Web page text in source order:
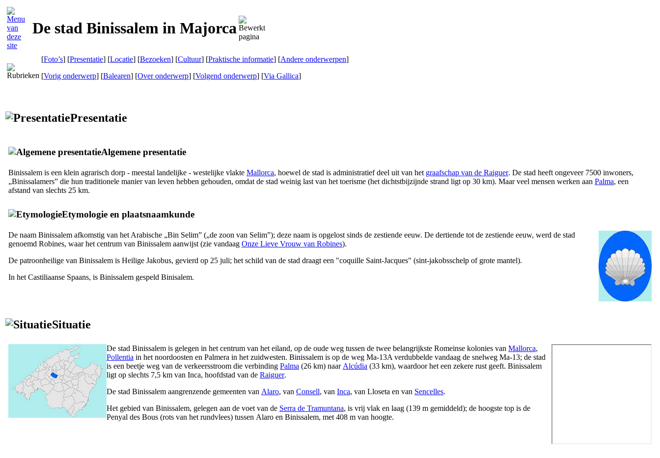
De stad Binissalem in Majorca
[Foto’s] [Presentatie] [Locatie] [Bezoeken] [Cultuur] [Praktische informatie] [Andere onderwerpen]
[Vorig onderwerp] [Balearen] [Over onderwerp] [Volgend onderwerp] [Via Gallica]
Presentatie
Algemene presentatie
Binissalem is een klein agrarisch dorp - meestal landelijke - westelijke vlakte Mallorca, hoewel de stad is administratief deel uit van het graafschap van de Raiguer. De stad heeft ongeveer 7500 inwoners,
„Binissalamers” die hun traditionele manier van leven hebben gehouden, omdat de stad weinig last van het toerisme (het dichtstbijzijnde strand ligt op 30 km). Maar veel mensen werken aan Palma, een
afstand van slechts 25 km.
Etymologie en plaatsnaamkunde
De naam Binissalem afkomstig van het Arabische „Bin Selim” („de zoon van Selim”); deze naam is opgelost sinds de zestiende eeuw. De dertiende tot de zestiende eeuw, werd de stad
genoemd Robines, waar het centrum van Binissalem aanwijst (zie vandaag Onze Lieve Vrouw van Robines).
De patroonheilige van Binissalem is Heilige Jakobus, gevierd op 25 juli; het schild van de stad draagt ​​een "coquille Saint-Jacques" (sint-jakobsschelp of grote mantel).
In het Castiliaanse Spaans, is Binissalem gespeld Binisalem.
Situatie
De stad Binissalem is gelegen in het centrum van het eiland, op de oude weg tussen de twee belangrijkste Romeinse kolonies van Mallorca,
Pollentia in het noordoosten en Palmera in het zuidwesten. Binissalem is op de weg Ma-13A verdubbelde vandaag de snelweg Ma-13; de stad
is een beetje weg van de verkeersstroom die verbinding Palma (26 km) naar Alcúdia (33 km), waardoor het een zekere rust geeft. Binissalem
ligt op slechts 7,5 km van Inca, hoofdstad van de Raiguer.
De stad Binissalem aangrenzende gemeenten van Alaro, van Consell, van Inca, van Lloseta en van Sencelles.
Het gebied van Binissalem, gelegen aan de voet van de Serra de Tramuntana, is vrij vlak en laag (139 m gemiddeld); de hoogste top is de
Penyal des Bous (rots van het rundvlees) tussen Alaro en Binissalem, met 408 m van hoogte.